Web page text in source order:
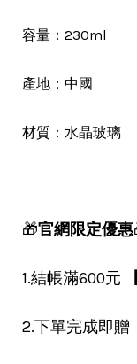
容量：230ml
產地：中國
材質：水晶玻璃
🎁官網限定優惠
1.結帳滿600元
2.下單完成即贈